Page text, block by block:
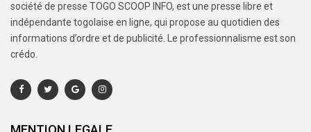
société de presse TOGO SCOOP INFO, est une presse libre et
indépendante togolaise en ligne, qui propose au quotidien des
informations d’ordre et de publicité. Le professionnalisme est son
crédo.